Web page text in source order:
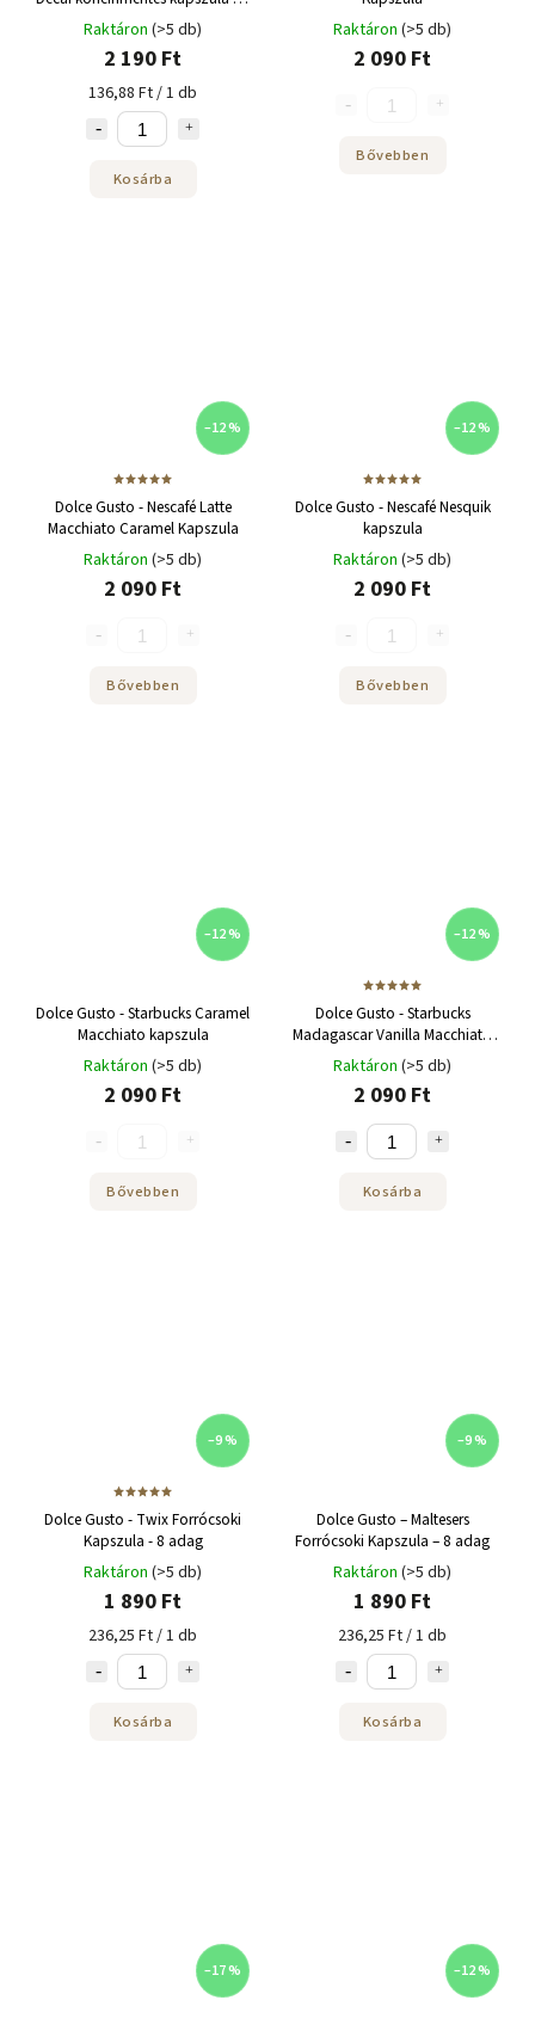
adag
Raktáron (>5 db)
2 190 Ft
136,88 Ft / 1 db
Kosárba
Raktáron (>5 db)
2 090 Ft
Bővebben
–12 %
Dolce Gusto - Nescafé Latte
Macchiato Caramel Kapszula
Raktáron (>5 db)
2 090 Ft
Bővebben
–12 %
Dolce Gusto - Nescafé Nesquik
kapszula
Raktáron (>5 db)
2 090 Ft
Bővebben
–12 %
Dolce Gusto - Starbucks Caramel
Macchiato kapszula
Raktáron (>5 db)
2 090 Ft
Bővebben
–12 %
Dolce Gusto - Starbucks
Madagascar Vanilla Macchiato
kapszula - 6 adag
Raktáron (>5 db)
2 090 Ft
Kosárba
–9 %
Dolce Gusto - Twix Forrócsoki
Kapszula - 8 adag
Raktáron (>5 db)
1 890 Ft
236,25 Ft / 1 db
Kosárba
–9 %
Dolce Gusto – Maltesers
Forrócsoki Kapszula – 8 adag
Raktáron (>5 db)
1 890 Ft
236,25 Ft / 1 db
Kosárba
–17 % –12 %